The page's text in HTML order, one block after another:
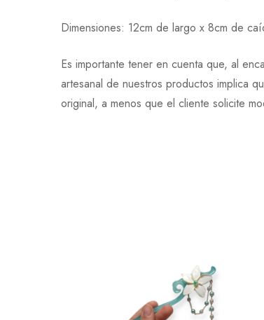
Dimensiones: 12cm de largo x 8cm de
Es importante tener en cuenta que, al
artesanal de nuestros productos implica
original, a menos que el cliente solicite